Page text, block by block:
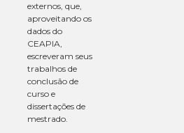
externos, que,
aproveitando os
dados do
CEAPIA,
escreveram seus
trabalhos de
conclusão de
curso e
dissertações de
mestrado.